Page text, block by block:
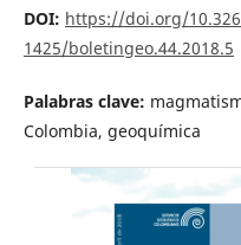
DOI: https://doi.org/
1425/boletingeo.44.2018.5
Palabras clave:
Colombia, geoquímica